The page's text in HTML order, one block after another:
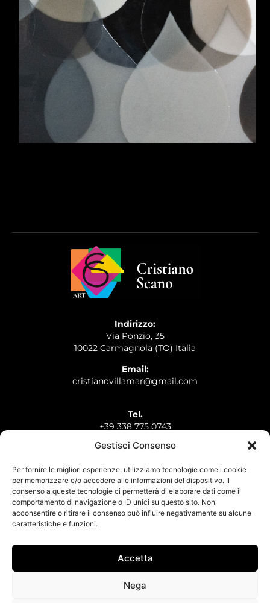
Gestisci Consenso
Per fornire le migliori esperienze, utilizziamo tecnologie come i cookie
per memorizzare e/o accedere alle informazioni del dispositivo. Il
consenso a queste tecnologie ci permetterà di elaborare dati come il
comportamento di navigazione o ID unici su questo sito. Non
acconsentire o ritirare il consenso può influire negativamente su alcune
caratteristiche e funzioni.
Accetta
Nega
Indirizzo:
Via Ponzio, 35
10022 Carmagnola (TO) Italia
Email:
cristianovillamar@gmail.com
Tel.
+39 338 775 0743
Whatsapp
CONTATTI